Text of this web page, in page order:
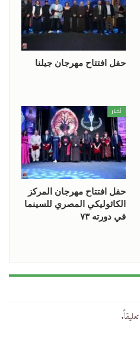
حفل افتتاح مهرجان جيلنا
أخبار
حفل افتتاح مهرجان المركز
الكاثوليكي المصري للسينما
في دورته ٧٣